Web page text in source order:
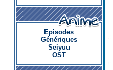
Episodes
Génériques
Seiyuu
OST